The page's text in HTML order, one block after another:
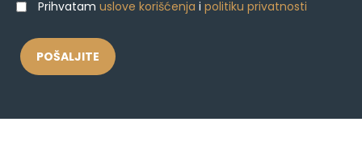
Prihvatam uslove korišćenja i politiku privatnosti